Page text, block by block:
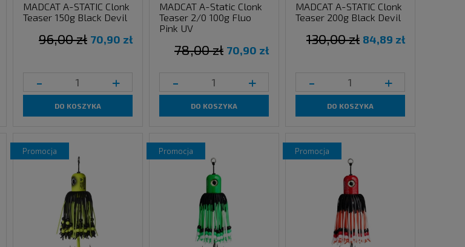
MADCAT A-STATIC Clonk
Teaser 150g Black Devil
70,90 zł
96,00 zł
- +
DO KOSZYKA
MADCAT A-Static Clonk
Teaser 2/0 100g Fluo
Pink UV
70,90 zł
78,00 zł
- +
DO KOSZYKA
MADCAT A-STATIC Clonk
Teaser 200g Black Devil
84,89 zł
130,00 zł
- +
DO KOSZYKA
promocja promocja promocja